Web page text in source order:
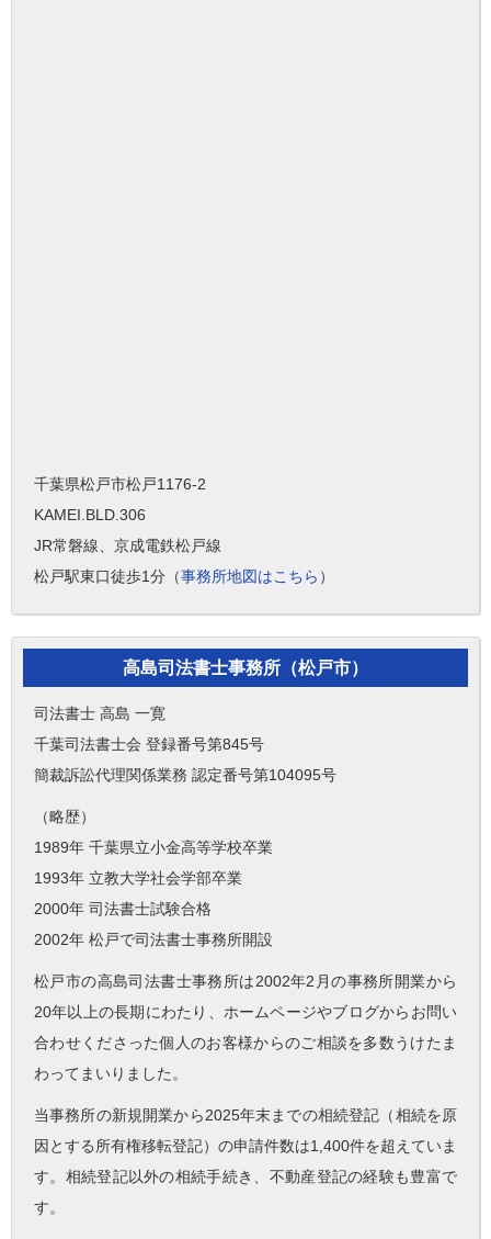
千葉県松戸市松戸1176-2
KAMEI.BLD.306
JR常磐線、京成電鉄松戸線
松戸駅東口徒歩1分（事務所地図はこちら ）
高島司法書士事務所（松戸市）
司法書士 高島 一寛
千葉司法書士会 登録番号第845号
簡裁訴訟代理関係業務 認定番号第104095号
（略歴）
1989年 千葉県立小金高等学校卒業
1993年 立教大学社会学部卒業
2000年 司法書士試験合格
2002年 松戸で司法書士事務所開設
松戸市の高島司法書士事務所は2002年2月の事務所開業から
20年以上の長期にわたり、ホームページやブログからお問い
合わせくださった個人のお客様からのご相談を多数うけたま
わってまいりました。
当事務所の新規開業から2025年末までの相続登記（相続を原
因とする所有権移転登記）の申請件数は1,400件を超えていま
す。相続登記以外の相続手続き、不動産登記の経験も豊富で
す。